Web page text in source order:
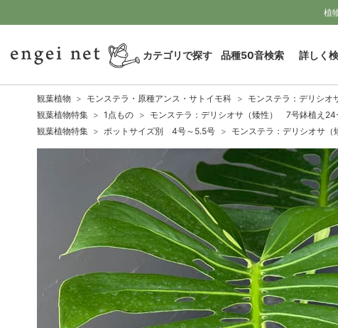
植
カテゴリで探す 品種50音検索 詳しく
観葉植物 モンステラ・原種アンス・サトイモ科
モンステラ：デリシ
観葉植物特集
1点もの
モンステラ：デリシオサ（矮性） 7号鉢植え
観葉植物特集
ポットサイズ別 4号～5.5号 モンステラ：デリシオサ